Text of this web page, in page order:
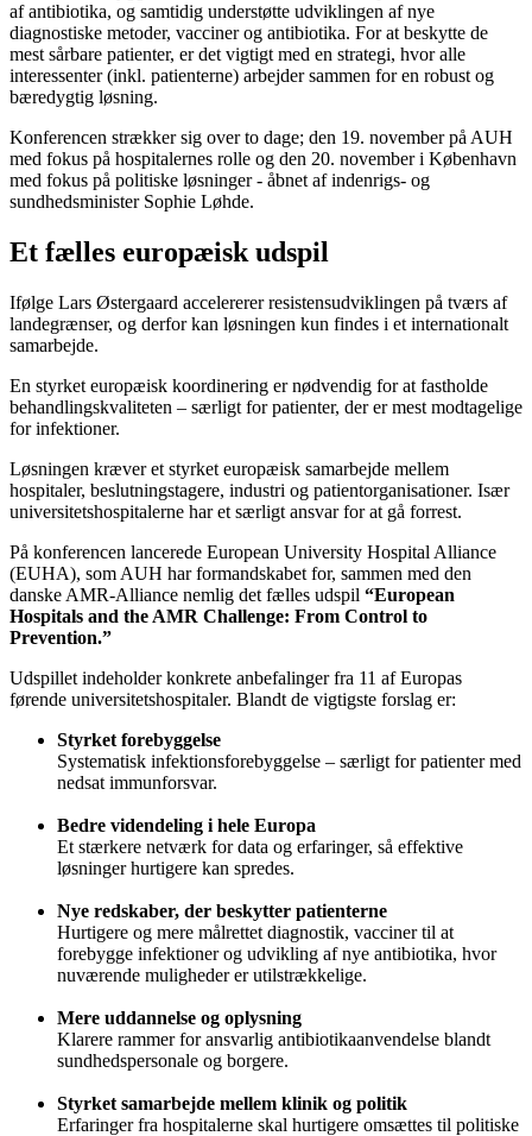
af antibiotika, og samtidig understøtte udviklingen af nye
diagnostiske metoder, vacciner og antibiotika. For at beskytte de
mest sårbare patienter, er det vigtigt med en strategi, hvor alle
interessenter (inkl. patienterne) arbejder sammen for en robust og
bæredygtig løsning.
Konferencen strækker sig over to dage; den 19. november på AUH
med fokus på hospitalernes rolle og den 20. november i København
med fokus på politiske løsninger - åbnet af indenrigs- og
sundhedsminister Sophie Løhde.
Et fælles europæisk udspil
Ifølge Lars Østergaard accelererer resistensudviklingen på tværs af
landegrænser, og derfor kan løsningen kun findes i et internationalt
samarbejde.
En styrket europæisk koordinering er nødvendig for at fastholde
behandlingskvaliteten – særligt for patienter, der er mest modtagelige
for infektioner.
Løsningen kræver et styrket europæisk samarbejde mellem
hospitaler, beslutningstagere, industri og patientorganisationer. Især
universitetshospitalerne har et særligt ansvar for at gå forrest.
På konferencen lancerede European University Hospital Alliance
(EUHA), som AUH har formandskabet for, sammen med den
danske AMR-Alliance nemlig det fælles udspil “European
Hospitals and the AMR Challenge: From Control to
Prevention.”
Udspillet indeholder konkrete anbefalinger fra 11 af Europas
førende universitetshospitaler. Blandt de vigtigste forslag er:
Styrket forebyggelse
Systematisk infektionsforebyggelse – særligt for patienter med
nedsat immunforsvar.
Bedre videndeling i hele Europa
Et stærkere netværk for data og erfaringer, så effektive
løsninger hurtigere kan spredes.
Nye redskaber, der beskytter patienterne
Hurtigere og mere målrettet diagnostik, vacciner til at
forebygge infektioner og udvikling af nye antibiotika, hvor
nuværende muligheder er utilstrækkelige.
Mere uddannelse og oplysning
Klarere rammer for ansvarlig antibiotikaanvendelse blandt
sundhedspersonale og borgere.
Styrket samarbejde mellem klinik og politik
Erfaringer fra hospitalerne skal hurtigere omsættes til politiske